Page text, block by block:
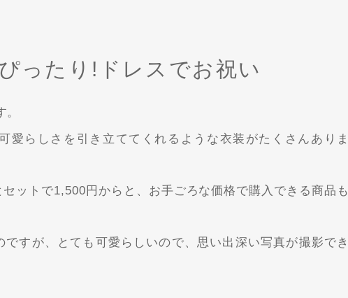
ったり!ドレスでお祝い
。
愛らしさを引き立ててくれるような衣装がたくさんありま
ットで1,500円からと、お手ごろな価格で購入できる商品も
ですが、とても可愛らしいので、思い出深い写真が撮影でき